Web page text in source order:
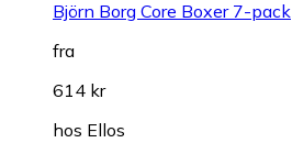
Björn Borg Core Boxer 7-pack
fra
614 kr
hos Ellos